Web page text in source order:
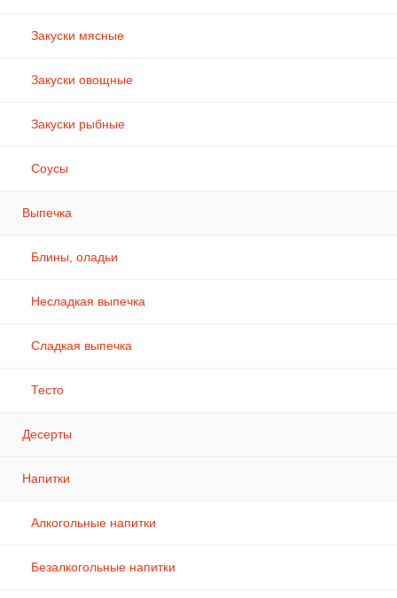
Закуски мясные
Закуски овощные
Закуски рыбные
Соусы
Выпечка
Блины, оладьи
Несладкая выпечка
Сладкая выпечка
Тесто
Десерты
Напитки
Алкогольные напитки
Безалкогольные напитки